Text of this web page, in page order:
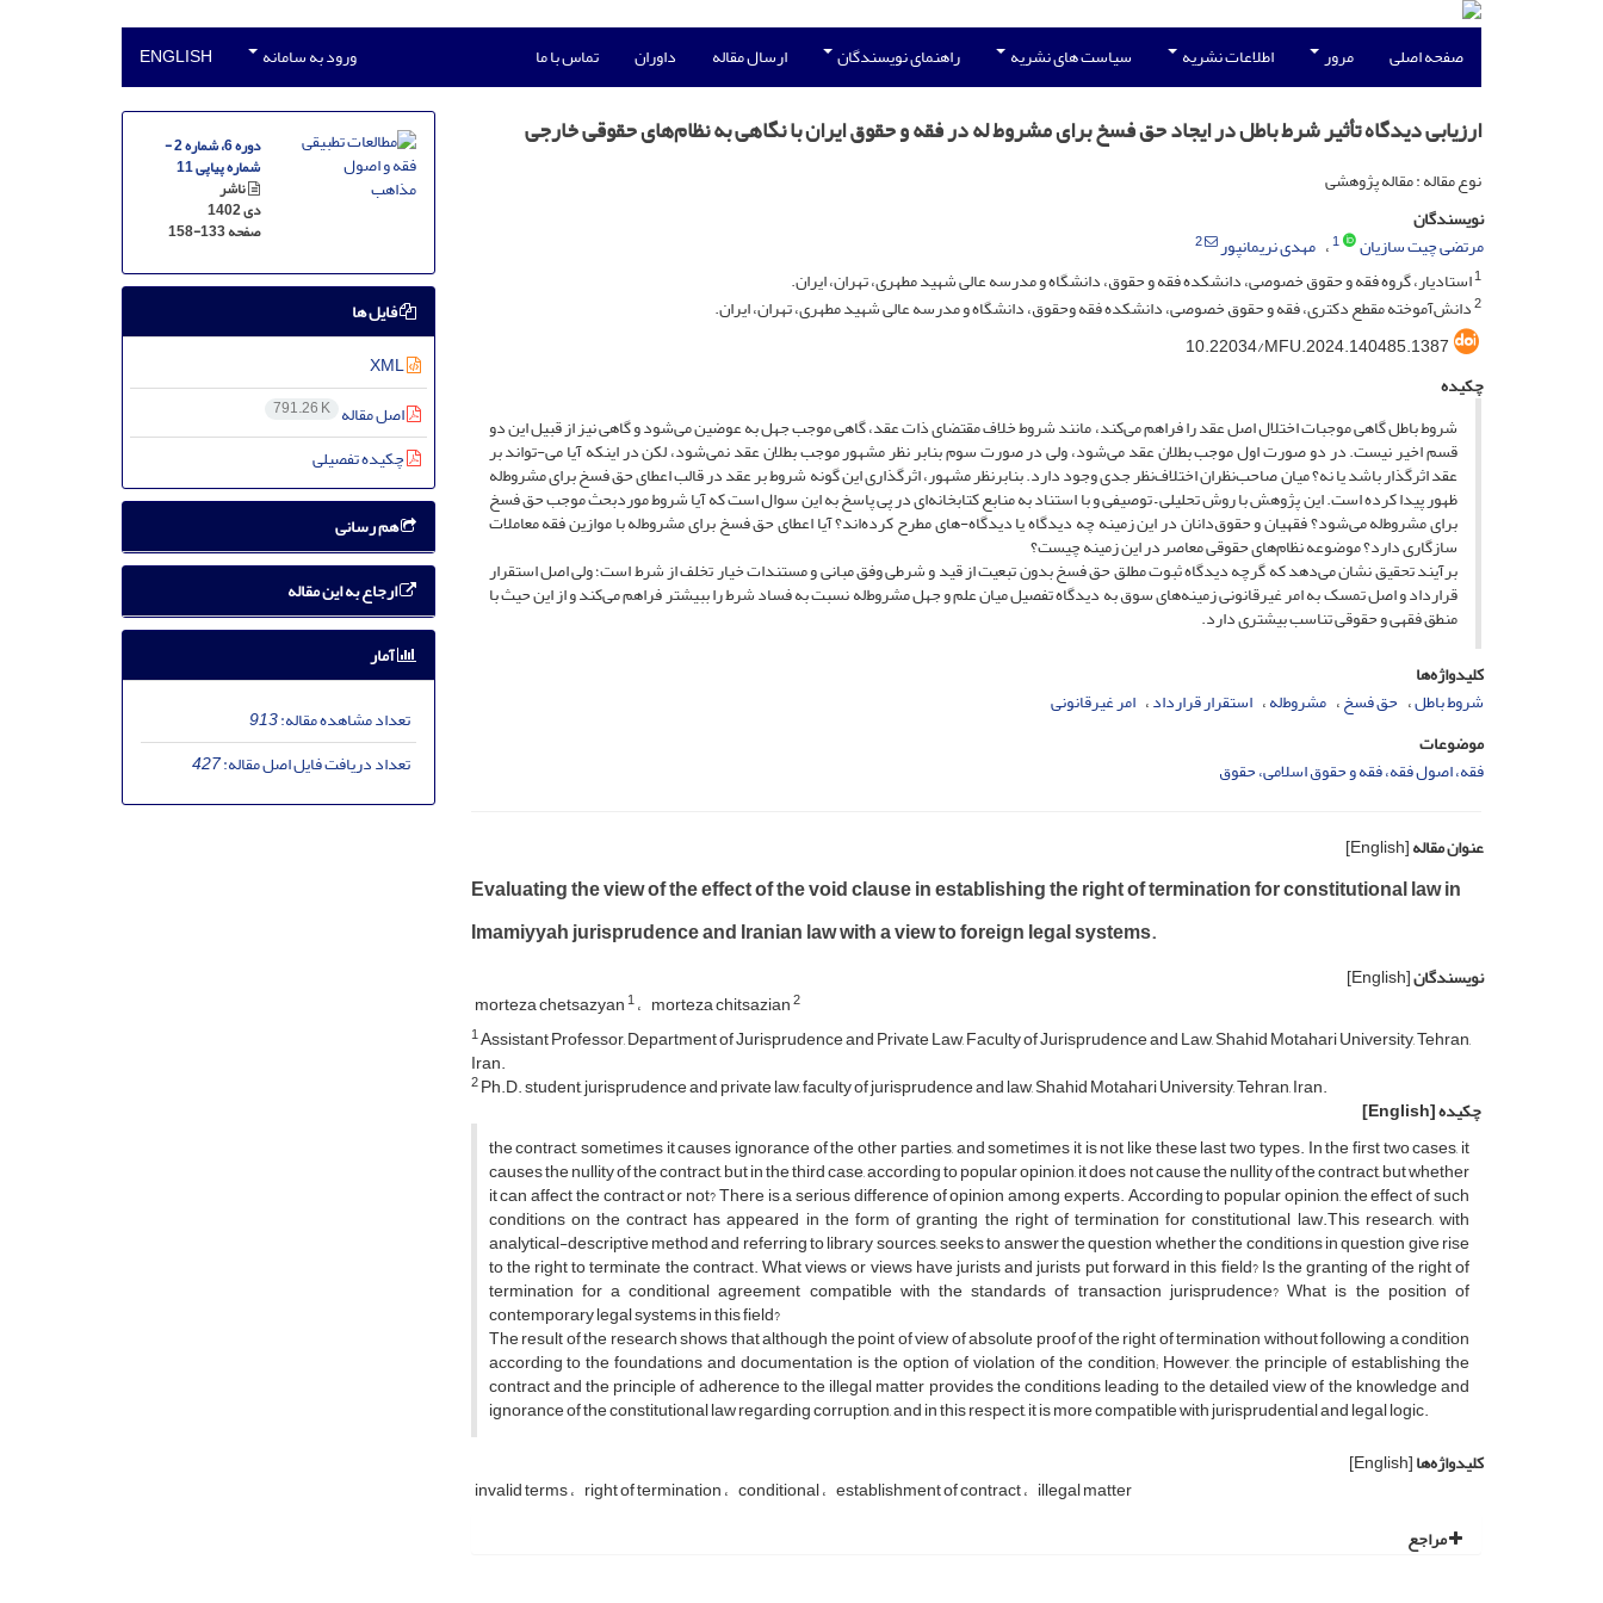
صفحه اصلی مرور اطلاعات نشریه سیاست های نشریه راهنمای نویسندگان ارسال مقاله داوران تماس با ما ورود به سامانه ENGLISH
ارزیابی دیدگاه تأثیر شرط باطل در ایجاد حق فسخ برای مشروط له در فقه و حقوق ایران با نگاهی به نظام‌های حقوقی خارجی
نوع مقاله : مقاله پژوهشی
نویسندگان
مرتضی چیت سازیان
1 مهدی نریمانپور
2
1استادیار، گروه فقه و حقوق خصوصی، دانشکده فقه و حقوق، دانشگاه و مدرسه عالی شهید مطهری، تهران، ایران.
2دانش‌آموخته مقطع دکتری، فقه و حقوق خصوصی، دانشکده فقه وحقوق، دانشگاه و مدرسه عالی شهید مطهری، تهران، ایران.
10.22034/MFU.2024.140485.1387
چکیده
شروط باطل گاهی موجبات اختلال اصل عقد را فراهم می‌کند، مانند شروط خلاف مقتضای ذات عقد، گاهی موجب جهل به عوضین می‌شود و گاهی نیز از قبیل این دو
قسم اخیر نیست. در دو صورت اول موجب بطلان عقد می‌شود، ولی در صورت سوم بنابر نظر مشهور موجب بطلان عقد نمی‌شود، لکن در اینکه آیا می-تواند بر
عقد اثرگذار باشد یا نه؟ میان صاحب‌نظران اختلاف‌نظر جدی وجود دارد. بنابرنظر مشهور، اثرگذاری این گونه شروط بر عقد در قالب اعطای حق فسخ برای مشروط‌له
ظهور پیدا کرده است. این پژوهش با روش تحلیلی – توصیفی و با استناد به منابع کتابخانه‌ای در پی پاسخ به این سوال است که آیا شروط موردبحث موجب حق فسخ
برای مشروط‌له می‌شود؟ فقهیان و حقوق‌دانان در این زمینه چه دیدگاه یا دیدگاه-های مطرح کرده‌اند؟ آیا اعطای حق فسخ برای مشروط‌له با موازین فقه معاملات
سازگاری دارد؟ موضوعه نظام‌های حقوقی معاصر در این زمینه چیست؟
برآیند تحقیق نشان می‌دهد که گرچه دیدگاه ثبوت مطلق حق فسخ بدون تبعیت از قید و شرطی وفق مبانی و مستندات خیار تخلف از شرط است؛ ولی اصل استقرار
قرارداد و اصل تمسک به امر غیرقانونی زمینه‌های سوق به دیدگاه تفصیل میان علم و جهل مشروط‌له نسبت به فساد شرط را ببیشتر فراهم می‌کند و از این حیث با
منطق فقهی و حقوقی تناسب بیشتری دارد.
کلیدواژه‌ها
شروط باطل حق فسخ مشروط‌له استقرار قرارداد امر غیرقانونی
موضوعات
فقه، اصول فقه، فقه و حقوق اسلامی، حقوق
عنوان مقاله[English]
Evaluating the view of the effect of the void clause in establishing the right of termination for constitutional law in
Imamiyyah jurisprudence and Iranian law with a view to foreign legal systems.
نویسندگان[English]
morteza chetsazyan1 morteza chitsazian2
1Assistant Professor, Department of Jurisprudence and Private Law, Faculty of Jurisprudence and Law, Shahid Motahari University, Tehran,
Iran.
2Ph.D. student, jurisprudence and private law, faculty of jurisprudence and law, Shahid Motahari University, Tehran, Iran.
چکیده[English]
the contract, sometimes it causes ignorance of the other parties, and sometimes it is not like these last two types. In the first two cases, it
causes the nullity of the contract, but in the third case, according to popular opinion, it does not cause the nullity of the contract, but whether
it can affect the contract or not? There is a serious difference of opinion among experts. According to popular opinion, the effect of such
conditions on the contract has appeared in the form of granting the right of termination for constitutional law.This research, with
analytical-descriptive method and referring to library sources, seeks to answer the question whether the conditions in question give rise
to the right to terminate the contract. What views or views have jurists and jurists put forward in this field? Is the granting of the right of
termination for a conditional agreement compatible with the standards of transaction jurisprudence? What is the position of
contemporary legal systems in this field?
The result of the research shows that although the point of view of absolute proof of the right of termination without following a condition
according to the foundations and documentation is the option of violation of the condition; However, the principle of establishing the
contract and the principle of adherence to the illegal matter provides the conditions leading to the detailed view of the knowledge and
ignorance of the constitutional law regarding corruption, and in this respect, it is more compatible with jurisprudential and legal logic.
کلیدواژه‌ها[English]
invalid terms right of termination conditional establishment of contract illegal matter
مراجع
دوره 6، شماره 2 -
شماره پیاپی 11
ناشر
دی 1402
صفحه158-133
فایل ها
XML
اصل مقاله 791.26 K
چکیده تفصیلی
هم رسانی
ارجاع به این مقاله
آمار
تعداد مشاهده مقاله:913
تعداد دریافت فایل اصل مقاله:427